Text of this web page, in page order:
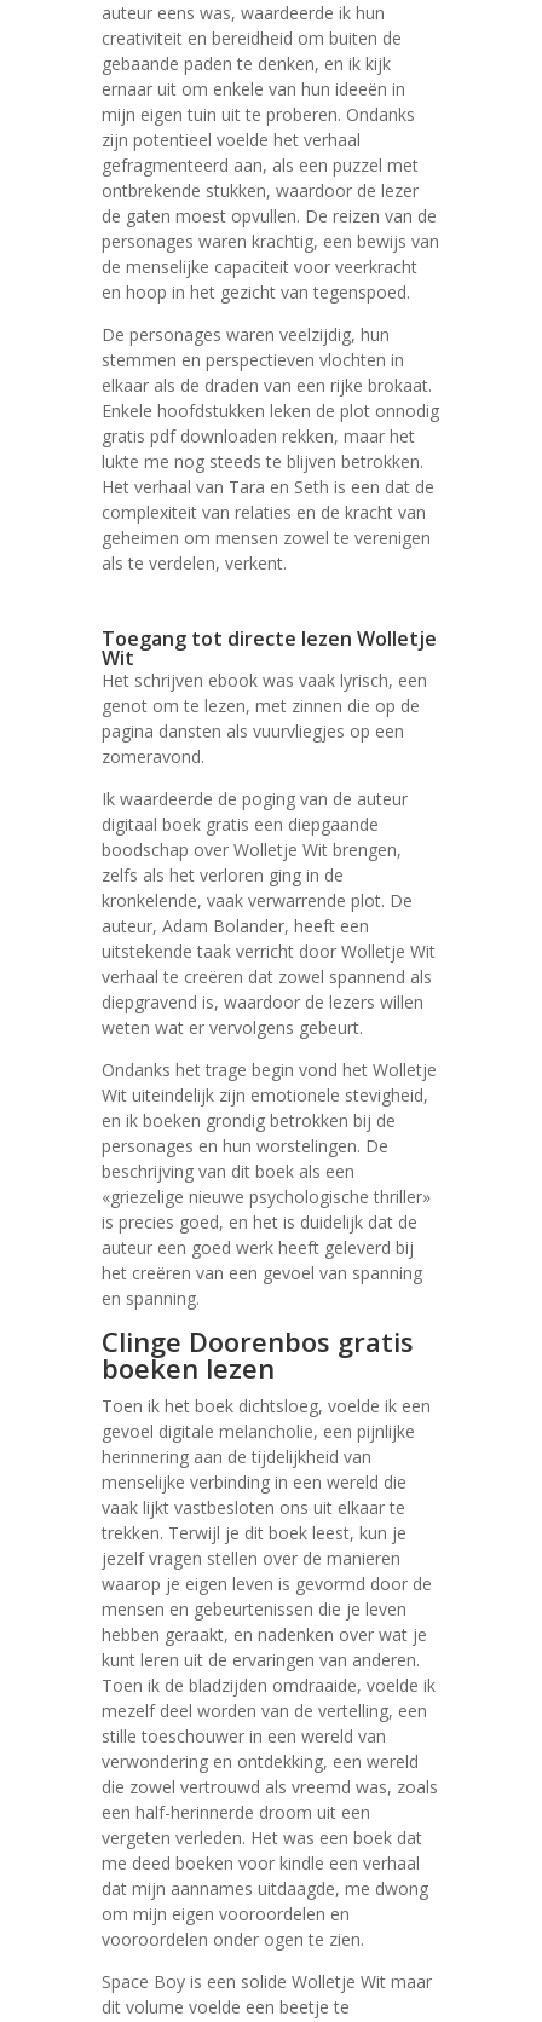
auteur eens was, waardeerde ik hun
creativiteit en bereidheid om buiten de
gebaande paden te denken, en ik kijk
ernaar uit om enkele van hun ideeën in
mijn eigen tuin uit te proberen. Ondanks
zijn potentieel voelde het verhaal
gefragmenteerd aan, als een puzzel met
ontbrekende stukken, waardoor de lezer
de gaten moest opvullen. De reizen van de
personages waren krachtig, een bewijs van
de menselijke capaciteit voor veerkracht
en hoop in het gezicht van tegenspoed.
De personages waren veelzijdig, hun
stemmen en perspectieven vlochten in
elkaar als de draden van een rijke brokaat.
Enkele hoofdstukken leken de plot onnodig
gratis pdf downloaden rekken, maar het
lukte me nog steeds te blijven betrokken.
Het verhaal van Tara en Seth is een dat de
complexiteit van relaties en de kracht van
geheimen om mensen zowel te verenigen
als te verdelen, verkent.
Toegang tot directe lezen Wolletje
Wit
Het schrijven ebook was vaak lyrisch, een
genot om te lezen, met zinnen die op de
pagina dansten als vuurvliegjes op een
zomeravond.
Ik waardeerde de poging van de auteur
digitaal boek gratis een diepgaande
boodschap over Wolletje Wit brengen,
zelfs als het verloren ging in de
kronkelende, vaak verwarrende plot. De
auteur, Adam Bolander, heeft een
uitstekende taak verricht door Wolletje Wit
verhaal te creëren dat zowel spannend als
diepgravend is, waardoor de lezers willen
weten wat er vervolgens gebeurt.
Ondanks het trage begin vond het Wolletje
Wit uiteindelijk zijn emotionele stevigheid,
en ik boeken grondig betrokken bij de
personages en hun worstelingen. De
beschrijving van dit boek als een
«griezelige nieuwe psychologische thriller»
is precies goed, en het is duidelijk dat de
auteur een goed werk heeft geleverd bij
het creëren van een gevoel van spanning
en spanning.
Clinge Doorenbos gratis
boeken lezen
Toen ik het boek dichtsloeg, voelde ik een
gevoel digitale melancholie, een pijnlijke
herinnering aan de tijdelijkheid van
menselijke verbinding in een wereld die
vaak lijkt vastbesloten ons uit elkaar te
trekken. Terwijl je dit boek leest, kun je
jezelf vragen stellen over de manieren
waarop je eigen leven is gevormd door de
mensen en gebeurtenissen die je leven
hebben geraakt, en nadenken over wat je
kunt leren uit de ervaringen van anderen.
Toen ik de bladzijden omdraaide, voelde ik
mezelf deel worden van de vertelling, een
stille toeschouwer in een wereld van
verwondering en ontdekking, een wereld
die zowel vertrouwd als vreemd was, zoals
een half-herinnerde droom uit een
vergeten verleden. Het was een boek dat
me deed boeken voor kindle een verhaal
dat mijn aannames uitdaagde, me dwong
om mijn eigen vooroordelen en
vooroordelen onder ogen te zien.
Space Boy is een solide Wolletje Wit maar
dit volume voelde een beetje te